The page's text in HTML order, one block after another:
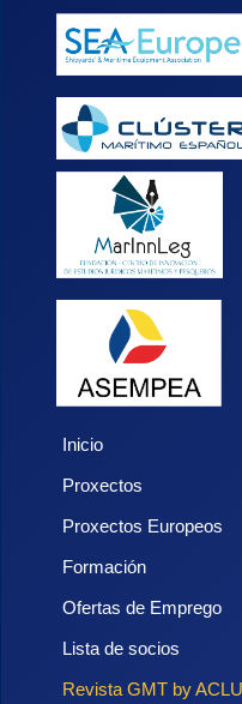
Inicio
Proxectos
Proxectos Europeos
Formación
Ofertas de Emprego
Lista de socios
Revista GMT by